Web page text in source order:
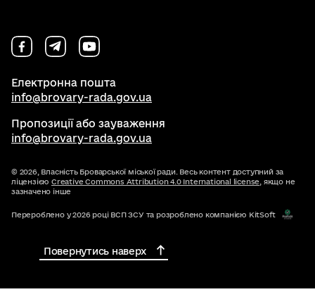
Електронна пошта
info@brovary-rada.gov.ua
Пропозиції або зауваження
info@brovary-rada.gov.ua
© 2026, Власність Броварської міської ради. Весь контент доступний за
ліцензією Creative Commons Attribution 4.0 International license , якщо не
зазначено інше
Перероблено у 2026 році ВСП ЗСУ та розроблено компанією KitSoft
Повернутись наверх